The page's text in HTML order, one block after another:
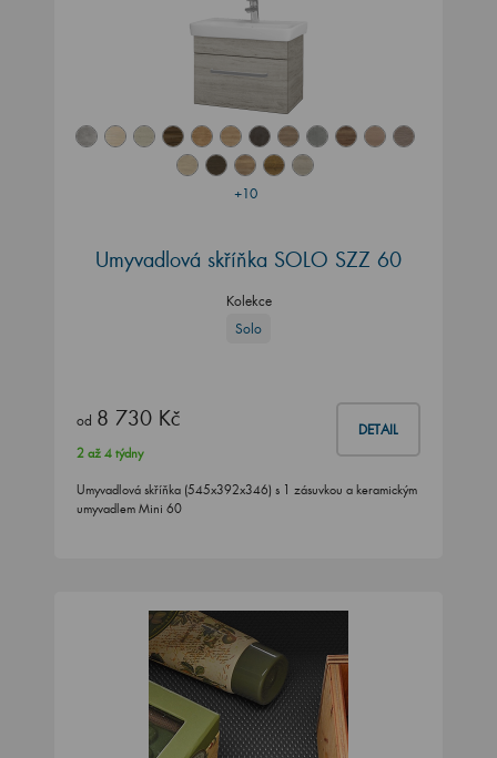
+10
Umyvadlová skříňka SOLO SZZ 60
Kolekce
Solo
od 8 730 Kč DETAIL
2 až 4 týdny
Umyvadlová skříňka (545x392x346) s 1 zásuvkou a keramickým
umyvadlem Mini 60